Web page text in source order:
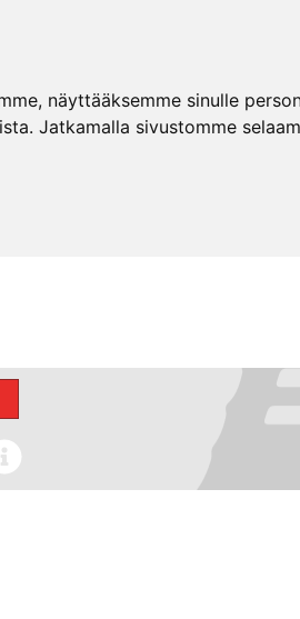
näyttääksemme sinulle
Jatkamalla sivustomme